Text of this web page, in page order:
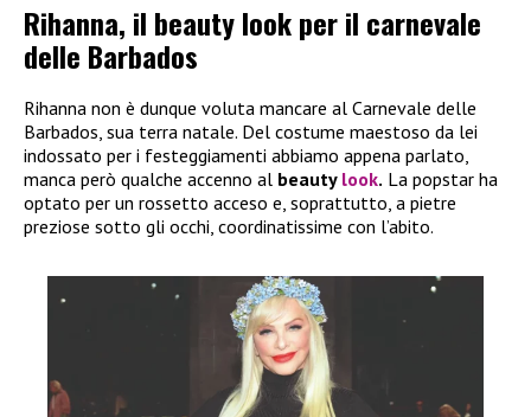
Rihanna, il beauty look per il carnevale
delle Barbados
Rihanna non è dunque voluta mancare al Carnevale delle
Barbados, sua terra natale. Del costume maestoso da lei
indossato per i festeggiamenti abbiamo appena parlato,
manca però qualche accenno al beauty look. La popstar ha
optato per un rossetto acceso e, soprattutto, a pietre
preziose sotto gli occhi, coordinatissime con l’abito.